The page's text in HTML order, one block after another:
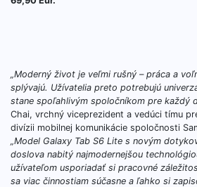
„Moderný život je veľmi rušný – práca a
splývajú. Užívatelia preto potrebujú
stane spoľahlivým spoločníkom pre každý
Chai, vrchný viceprezident a vedúci tímu
divízii mobilnej komunikácie spoločnosti
„Model Galaxy Tab S6 Lite s novým
doslova nabitý najmodernejšou
užívateľom usporiadať si pracovné
sa viac činnostiam súčasne a ľahko si